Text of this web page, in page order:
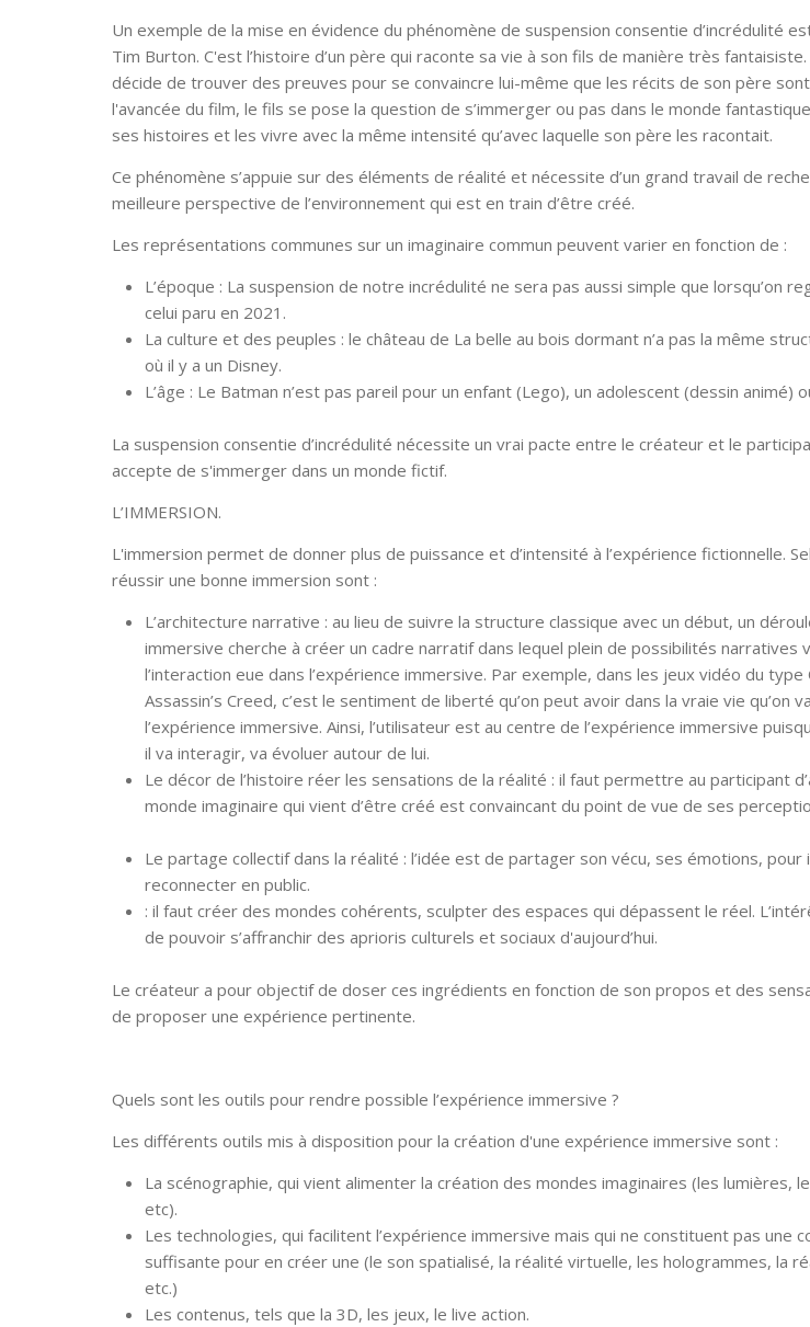
Un exemple de la mise en évidence du phénomène de suspension consentie d’incrédulité
Tim Burton. C'est l’histoire d’un père qui raconte sa vie à son fils de manière très
décide de trouver des preuves pour se convaincre lui-même que les récits de son père
l'avancée du film, le fils se pose la question de s’immerger ou pas dans le monde
ses histoires et les vivre avec la même intensité qu’avec laquelle son père les racontait.
Ce phénomène s’appuie sur des éléments de réalité et nécessite d’un grand travail de
meilleure perspective de l’environnement qui est en train d’être créé.
Les représentations communes sur un imaginaire commun peuvent varier en fonction de :
L’époque : La suspension de notre incrédulité ne sera pas aussi simple que lorsqu’on
celui paru en 2021.
La culture et des peuples : le château de La belle au bois dormant n’a pas la même
où il y a un Disney.
L’âge : Le Batman n’est pas pareil pour un enfant (Lego), un adolescent (dessin animé)
La suspension consentie d’incrédulité nécessite un vrai pacte entre le créateur et le
accepte de s'immerger dans un monde fictif.
L’IMMERSION.
L'immersion permet de donner plus de puissance et d’intensité à l’expérience fictionnelle.
réussir une bonne immersion sont :
L’architecture narrative : au lieu de suivre la structure classique avec un début, un
immersive cherche à créer un cadre narratif dans lequel plein de possibilités narratives
l’interaction eue dans l’expérience immersive. Par exemple, dans les jeux vidéo du
Assassin’s Creed, c’est le sentiment de liberté qu’on peut avoir dans la vraie vie qu’on
l’expérience immersive. Ainsi, l’utilisateur est au centre de l’expérience immersive
il va interagir, va évoluer autour de lui.
Le décor de l’histoire réer les sensations de la réalité : il faut permettre au participant
monde imaginaire qui vient d’être créé est convaincant du point de vue de ses
Le partage collectif dans la réalité : l’idée est de partager son vécu, ses émotions,
reconnecter en public.
: il faut créer des mondes cohérents, sculpter des espaces qui dépassent le réel.
de pouvoir s’affranchir des aprioris culturels et sociaux d'aujourd’hui.
Le créateur a pour objectif de doser ces ingrédients en fonction de son propos et des
de proposer une expérience pertinente.
Quels sont les outils pour rendre possible l’expérience immersive ?
Les différents outils mis à disposition pour la création d'une expérience immersive sont :
La scénographie, qui vient alimenter la création des mondes imaginaires (les lumières,
etc).
Les technologies, qui facilitent l’expérience immersive mais qui ne constituent pas une
suffisante pour en créer une (le son spatialisé, la réalité virtuelle, les hologrammes, la
etc.)
Les contenus, tels que la 3D, les jeux, le live action.